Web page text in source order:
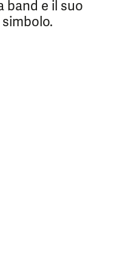
band e il suo